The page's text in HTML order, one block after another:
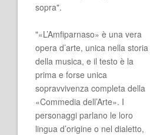
sopra".
"«L’Amfiparnaso» è una vera
opera d’arte, unica nella storia
della musica, e il testo è la
prima e forse unica
sopravvivenza completa della
«Commedia dell’Arte». I
personaggi parlano le loro
lingua d’origine o nel dialetto,